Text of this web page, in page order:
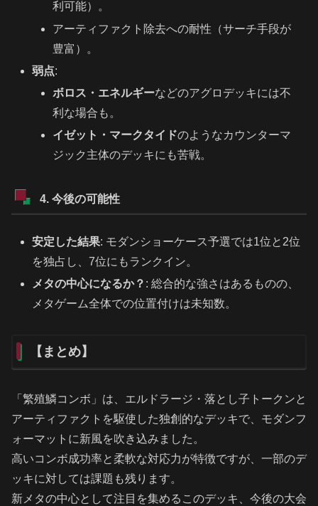
利可能）。
アーティファクト除去への耐性（サーチ手段が
豊富）。
弱点:
ボロス・エネルギーなどのアグロデッキには不
利な場合も。
イゼット・マークタイドのようなカウンターマ
ジック主体のデッキにも苦戦。
4. 今後の可能性
安定した結果: モダンショーケース予選では1位と2位
を独占し、7位にもランクイン。
メタの中心になるか？ : 総合的な強さはあるものの、
メタゲーム全体での位置付けは未知数。
【まとめ】
「繁殖鱗コンボ」は、エルドラージ・落とし子トークンと
アーティファクトを駆使した独創的なデッキで、モダンフ
ォーマットに新風を吹き込みました。
高いコンボ成功率と柔軟な対応力が特徴ですが、一部のデ
ッキに対しては課題も残ります。
新メタの中心として注目を集めるこのデッキ、今後の大会